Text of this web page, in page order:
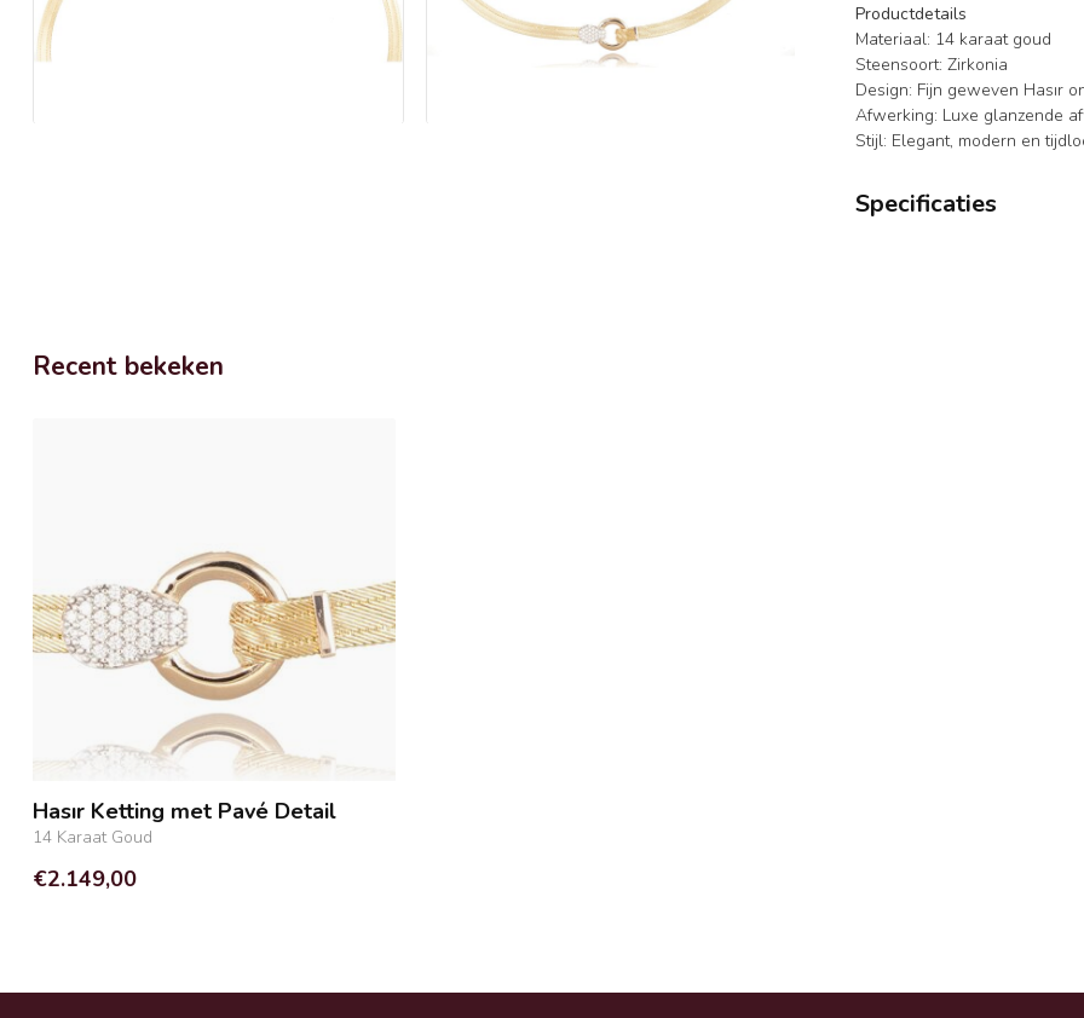
Productdetails
Materiaal: 14 karaat goud
Steensoort: Zirkonia
Design: Fijn geweven Hasır
Afwerking: Luxe glanzende
Stijl: Elegant, modern en
Specificaties
Recent bekeken
Hasır Ketting met Pavé Detail
14 Karaat Goud
€2.149,00